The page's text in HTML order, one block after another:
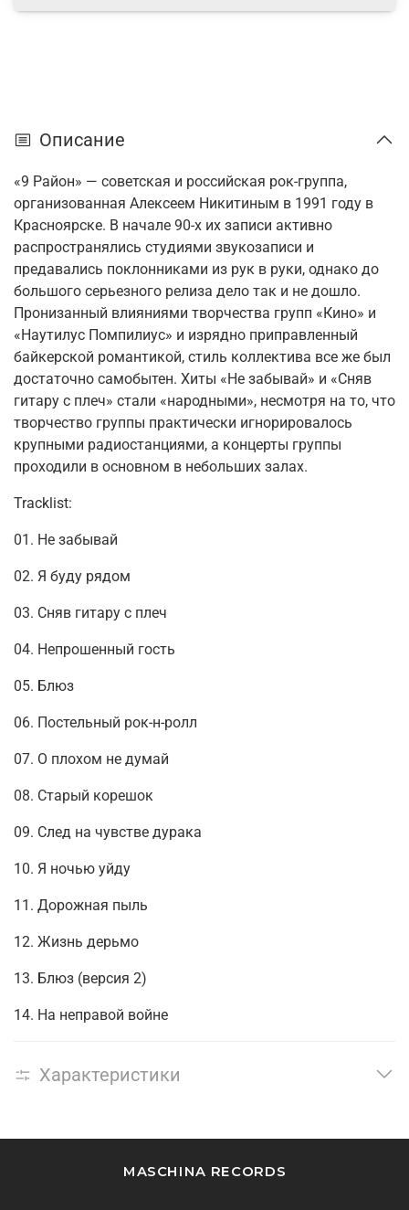
Описание
«9 Район» — советская и российская рок-группа,
организованная Алексеем Никитиным в 1991 году в
Красноярске. В начале 90-х их записи активно
распространялись студиями звукозаписи и
предавались поклонниками из рук в руки, однако до
большого серьезного релиза дело так и не дошло.
Пронизанный влияниями творчества групп «Кино» и
«Наутилус Помпилиус» и изрядно приправленный
байкерской романтикой, стиль коллектива все же был
достаточно самобытен. Хиты «Не забывай» и «Сняв
гитару с плеч» стали «народными», несмотря на то, что
творчество группы практически игнорировалось
крупными радиостанциями, а концерты группы
проходили в основном в небольших залах.
Tracklist:
01. Не забывай
02. Я буду рядом
03. Сняв гитару с плеч
04. Непрошенный гость
05. Блюз
06. Постельный рок-н-ролл
07. О плохом не думай
08. Старый корешок
09. След на чувстве дурака
10. Я ночью уйду
11. Дорожная пыль
12. Жизнь дерьмо
13. Блюз (версия 2)
14. На неправой войне
Характеристики
MASCHINA RECORDS